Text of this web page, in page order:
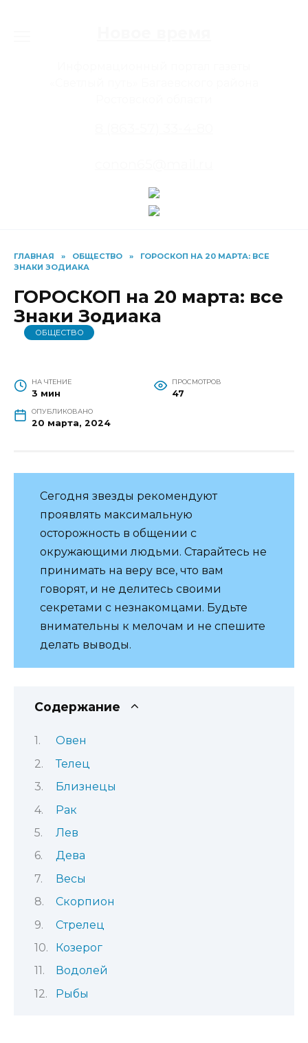
ГЛАВНАЯ » ОБЩЕСТВО »
ГОРОСКОП НА 20 МАРТА: ВСЕ
ЗНАКИ ЗОДИАКА
ГОРОСКОП на 20 марта: все
Знаки Зодиака
ОБЩЕСТВО
НА ЧТЕНИЕ
3 мин
ПРОСМОТРОВ
47
ОПУБЛИКОВАНО
20 марта, 2024
Сегодня звезды рекомендуют
проявлять максимальную
осторожность в общении с
окружающими людьми. Старайтесь не
принимать на веру все, что вам
говорят, и не делитесь своими
секретами с незнакомцами. Будьте
внимательны к мелочам и не спешите
делать выводы.
Содержание
Овен
Телец
Близнецы
Рак
Лев
Дева
Весы
Скорпион
Стрелец
Козерог
Водолей
Рыбы